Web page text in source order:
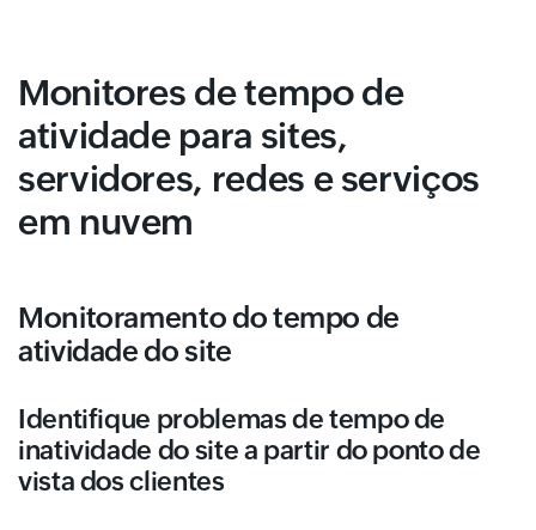
Monitores de tempo de
atividade para sites,
servidores, redes e serviços
em nuvem
Monitoramento do tempo de
atividade do site
Identifique problemas de tempo de
inatividade do site a partir do ponto de
vista dos clientes